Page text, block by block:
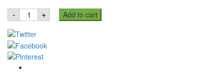
- BRU
Instant
200g
quantity
+ Add to cart